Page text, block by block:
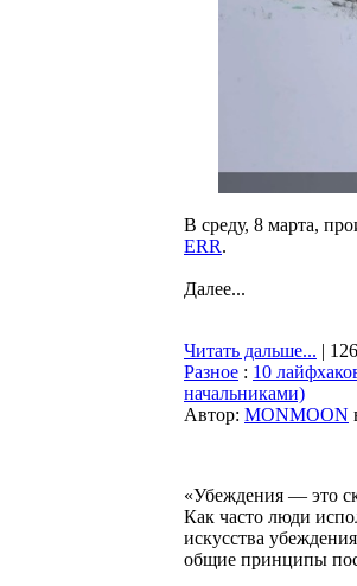
В среду, 8 марта,
ERR.
Далее...
Читать дальше... |
Разное : 10
начальниками)
Автор: MONMOON
«Убеждения — это
Как часто люди
искусства
общие принципы